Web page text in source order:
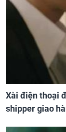
Xài điện thoại
shipper giao